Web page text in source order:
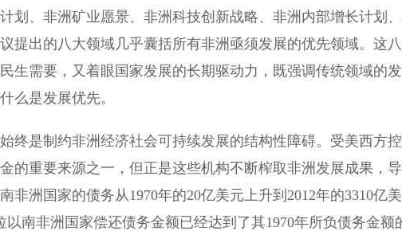
划、非洲矿业愿景、非洲科技创新战略、非洲内部增长计划
提出的八大领域几乎囊括所有非洲亟须发展的优先领域。这
生需要，又着眼国家发展的长期驱动力，既强调传统领域的
么是发展优先。
是制约非洲经济社会可持续发展的结构性障碍。受美西方
的重要来源之一，但正是这些机构不断榨取非洲发展成果，
非洲国家的债务从1970年的20亿美元上升到2012年的3310亿
以南非洲国家偿还债务金额已经达到了其1970年所负债务金额